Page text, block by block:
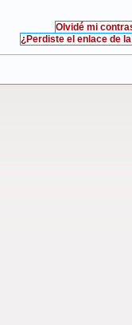
Olvidé mi
¿Perdiste el enlace de